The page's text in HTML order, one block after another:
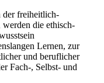
der freiheitlich-
die ethisch-
Lernen, zur
und beruflicher
Fach-, Selbst- und